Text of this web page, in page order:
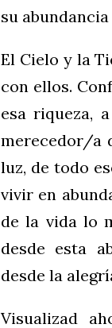
su
El Cielo y la
con ellos.
esa riqueza,
merecedor/a
luz, de todo
vivir en
de la vida lo
desde esta
desde la
Visualizad